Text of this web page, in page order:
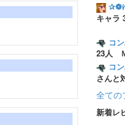
✰❁
キャラ
コ
23人
コ
さんと
全ての
新着レ